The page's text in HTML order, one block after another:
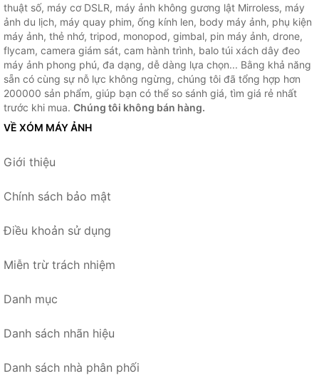
thuật số, máy cơ DSLR, máy ảnh không gương lật Mirroless, máy
ảnh du lịch, máy quay phim, ống kính len, body máy ảnh, phụ kiện
máy ảnh, thẻ nhớ, tripod, monopod, gimbal, pin máy ảnh, drone,
flycam, camera giám sát, cam hành trình, balo túi xách dây đeo
máy ảnh phong phú, đa dạng, dễ dàng lựa chọn... Bằng khả năng
sẵn có cùng sự nỗ lực không ngừng, chúng tôi đã tổng hợp hơn
200000 sản phẩm, giúp bạn có thể so sánh giá, tìm giá rẻ nhất
trước khi mua. Chúng tôi không bán hàng.
VỀ XÓM MÁY ẢNH
Giới thiệu
Chính sách bảo mật
Điều khoản sử dụng
Miễn trừ trách nhiệm
Danh mục
Danh sách nhãn hiệu
Danh sách nhà phân phối